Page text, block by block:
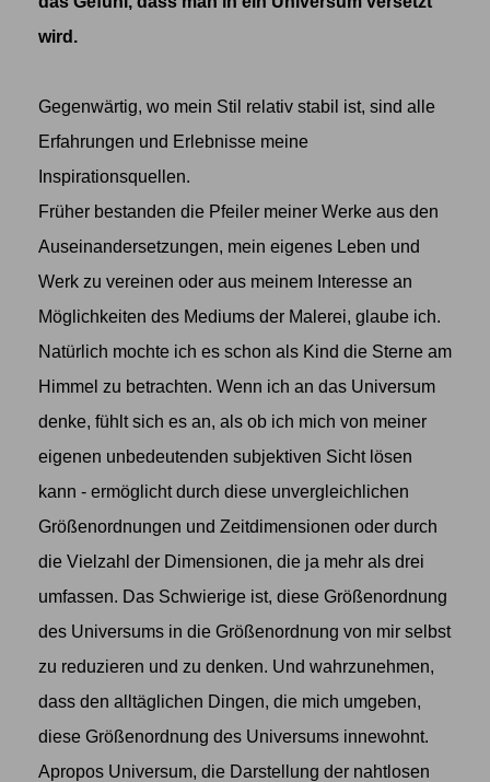
wird.
Gegenwärtig, wo mein Stil relativ stabil ist, sind alle
Erfahrungen und Erlebnisse meine
Inspirationsquellen.
Früher bestanden die Pfeiler meiner Werke aus den
Auseinandersetzungen, mein eigenes Leben und
Werk zu vereinen oder aus meinem Interesse an
Möglichkeiten des Mediums der Malerei, glaube ich.
Natürlich mochte ich es schon als Kind die Sterne am
Himmel zu betrachten. Wenn ich an das Universum
denke, fühlt sich es an, als ob ich mich von meiner
eigenen unbedeutenden subjektiven Sicht lösen
kann - ermöglicht durch diese unvergleichlichen
Größenordnungen und Zeitdimensionen oder durch
die Vielzahl der Dimensionen, die ja mehr als drei
umfassen. Das Schwierige ist, diese Größenordnung
des Universums in die Größenordnung von mir selbst
zu reduzieren und zu denken. Und wahrzunehmen,
dass den alltäglichen Dingen, die mich umgeben,
diese Größenordnung des Universums innewohnt.
Apropos Universum, die Darstellung der nahtlosen